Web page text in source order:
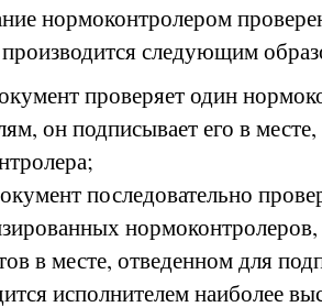
нормоконтролером
следующим
проверяет один
он подписывает его в
последовательно
в месте, отведенном для
исполнителем наиболее